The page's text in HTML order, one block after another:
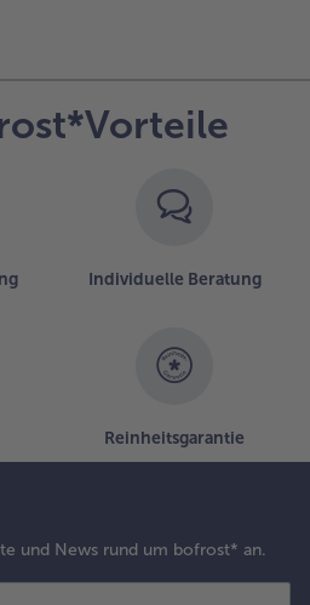
Individuelle Beratung
Reinheitsgarantie
und News rund um bofrost* an.